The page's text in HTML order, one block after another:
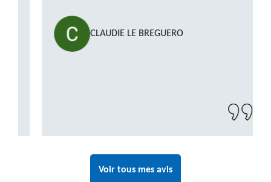
CLAUDIE LE BREGUERO
Voir tous mes avis